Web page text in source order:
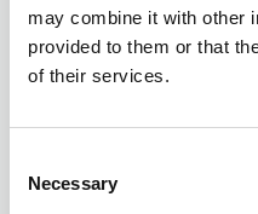
may combine it with other
provided to them or that
of their services.
Selection
Necessary
9033 -
VINTERHIMMEL
0519 - MØRK GRÅ
Batchnummer: